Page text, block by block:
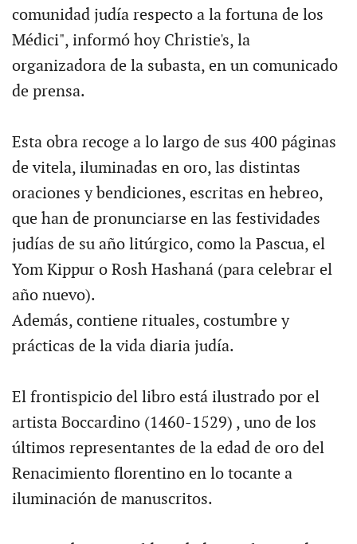
comunidad judía respecto a la fortuna de los
Médici", informó hoy Christie's, la
organizadora de la subasta, en un comunicado
de prensa.
Esta obra recoge a lo largo de sus 400 páginas
de vitela, iluminadas en oro, las distintas
oraciones y bendiciones, escritas en hebreo,
que han de pronunciarse en las festividades
judías de su año litúrgico, como la Pascua, el
Yom Kippur o Rosh Hashaná (para celebrar el
año nuevo).
Además, contiene rituales, costumbre y
prácticas de la vida diaria judía.
El frontispicio del libro está ilustrado por el
artista Boccardino (1460-1529) , uno de los
últimos representantes de la edad de oro del
Renacimiento florentino en lo tocante a
iluminación de manuscritos.